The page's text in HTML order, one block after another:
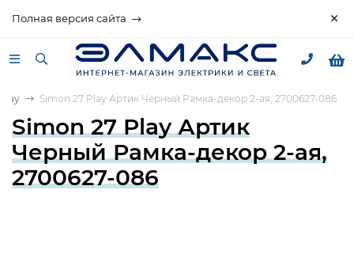
Полная версия сайта
Simon 27 Play Артик Черный Рамка-декор 2-ая, 2700627-086
Simon 27 Play Артик
Черный Рамка-декор 2-ая,
2700627-086